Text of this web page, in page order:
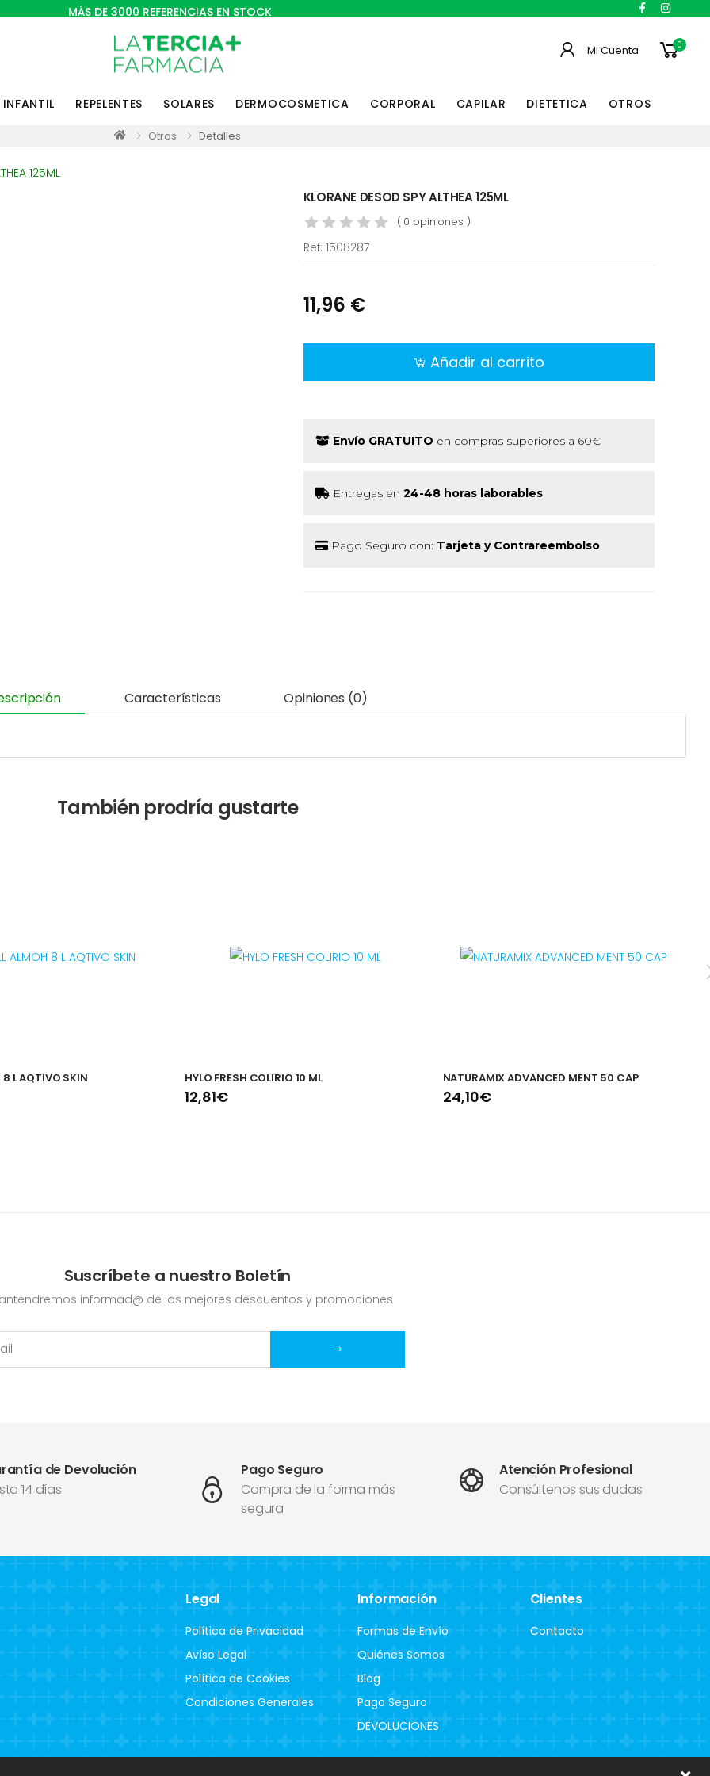
MÁS DE 3000 REFERENCIAS EN STOCK
Mi Cuenta 0
INFANTIL REPELENTES SOLARES DERMOCOSMETICA CORPORAL CAPILAR DIETETICA OTROS
Otros Detalles
KLORANE DESOD SPY ALTHEA 125ML
( 0 opiniones )
Ref: 1508287
11,96 €
Añadir al carrito
Envío GRATUITO en compras superiores a 60€
Entregas en 24-48 horas laborables
Pago Seguro con: Tarjeta y Contrareembolso
Características Opiniones (0)
También prodría gustarte
8 L AQTIVO SKIN HYLO FRESH COLIRIO 10 ML
12,81€
NATURAMIX ADVANCED MENT 50 CAP
24,10€
Suscríbete a nuestro Boletín
informad@ de los mejores descuentos y promociones
de Devolución
14 días
Pago Seguro
Compra de la forma más
segura
Atención Profesional
Consúltenos sus dudas
Legal
Política de Privacidad
Avíso Legal
Política de Cookies
Condiciones Generales
Información
Formas de Envío
Quiénes Somos
Blog
Pago Seguro
DEVOLUCIONES
Clientes
Contacto